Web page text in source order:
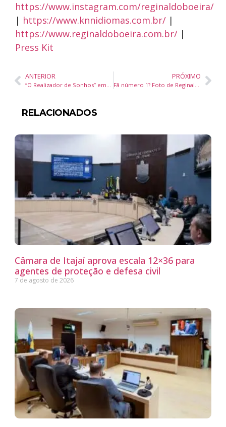
https://www.instagram.com/reginaldoboeira/
| https://www.knnidiomas.com.br/ |
https://www.reginaldoboeira.com.br/ |
Press Kit
ANTERIOR
“O Realizador de Sonhos” emociona público e beneficia mais de 1.500 crianças em Blumenau
PRÓXIMO
Fã número 1? Foto de Reginaldo KNN se transforma em presente e viraliza no interior de SC
RELACIONADOS
Câmara de Itajaí aprova escala 12×36 para
agentes de proteção e defesa civil
7 de agosto de 2026